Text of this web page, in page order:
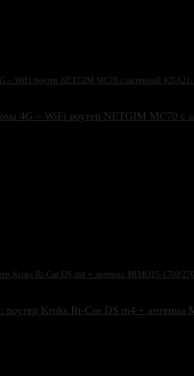
4G – WiFi роутер NETGIM MC70 с
роутер Kroks Rt‑Cse DS m4 + антенна